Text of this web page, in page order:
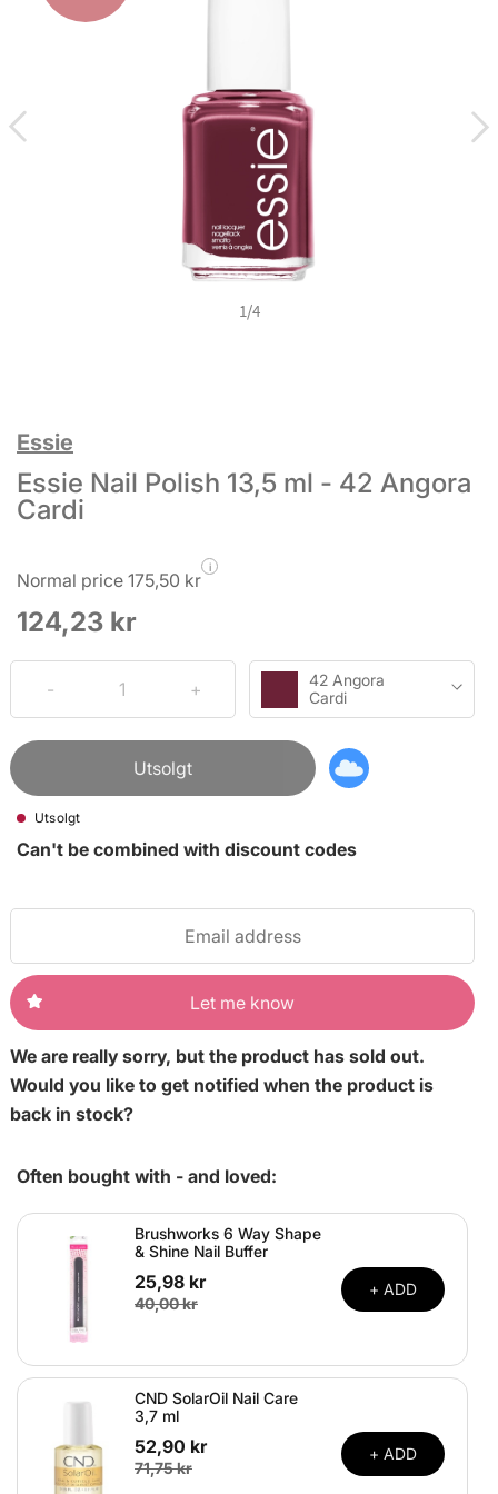
1/4
Essie
Essie Nail Polish 13,5 ml - 42 Angora
Cardi
Normal price 175,50 kr
i
124,23 kr
42 Angora
Cardi
Utsolgt
Utsolgt
Can't be combined with discount codes
Let me know
We are really sorry, but the product has sold out.
Would you like to get notified when the product is
back in stock?
Often bought with - and loved:
Brushworks 6 Way Shape
& Shine Nail Buffer
25,98 kr
40,00 kr
+ ADD
CND SolarOil Nail Care
3,7 ml
52,90 kr
71,75 kr
+ ADD